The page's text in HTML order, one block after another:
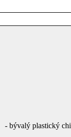
- bývalý plastický